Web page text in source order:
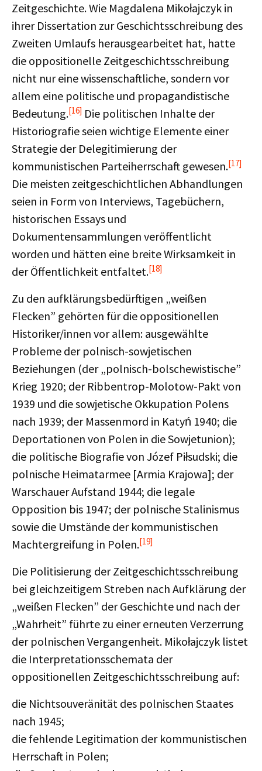
Zeitgeschichte. Wie Magdalena Mikołajczyk in
ihrer Dissertation zur Geschichtsschreibung des
Zweiten Umlaufs herausgearbeitet hat, hatte
die oppositionelle Zeitgeschichtsschreibung
nicht nur eine wissenschaftliche, sondern vor
allem eine politische und propagandistische
Bedeutung.[16] Die politischen Inhalte der
Historiografie seien wichtige Elemente einer
Strategie der Delegitimierung der
kommunistischen Parteiherrschaft gewesen.[17]
Die meisten zeitgeschichtlichen Abhandlungen
seien in Form von Interviews, Tagebüchern,
historischen Essays und
Dokumentensammlungen veröffentlicht
worden und hätten eine breite Wirksamkeit in
der Öffentlichkeit entfaltet.[18]
Zu den aufklärungsbedürftigen „weißen
Flecken” gehörten für die oppositionellen
Historiker/innen vor allem: ausgewählte
Probleme der polnisch-sowjetischen
Beziehungen (der „polnisch-bolschewistische”
Krieg 1920; der Ribbentrop-Molotow-Pakt von
1939 und die sowjetische Okkupation Polens
nach 1939; der Massenmord in Katyń 1940; die
Deportationen von Polen in die Sowjetunion);
die politische Biografie von Józef Piłsudski; die
polnische Heimatarmee [Armia Krajowa]; der
Warschauer Aufstand 1944; die legale
Opposition bis 1947; der polnische Stalinismus
sowie die Umstände der kommunistischen
Machtergreifung in Polen.[19]
Die Politisierung der Zeitgeschichtsschreibung
bei gleichzeitigem Streben nach Aufklärung der
„weißen Flecken” der Geschichte und nach der
„Wahrheit” führte zu einer erneuten Verzerrung
der polnischen Vergangenheit. Mikołajczyk listet
die Interpretationsschemata der
oppositionellen Zeitgeschichtsschreibung auf:
die Nichtsouveränität des polnischen Staates
nach 1945;
die fehlende Legitimation der kommunistischen
Herrschaft in Polen;